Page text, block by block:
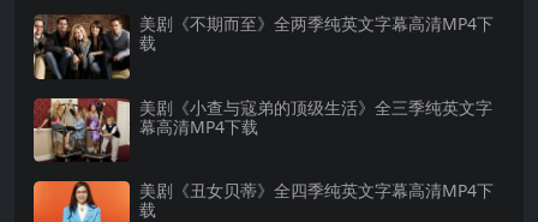
美剧《不期而至》全两季纯英文字幕高清MP4下
载
美剧《小查与寇弟的顶级生活》全三季纯英文字
幕高清MP4下载
美剧《丑女贝蒂》全四季纯英文字幕高清MP4下
载